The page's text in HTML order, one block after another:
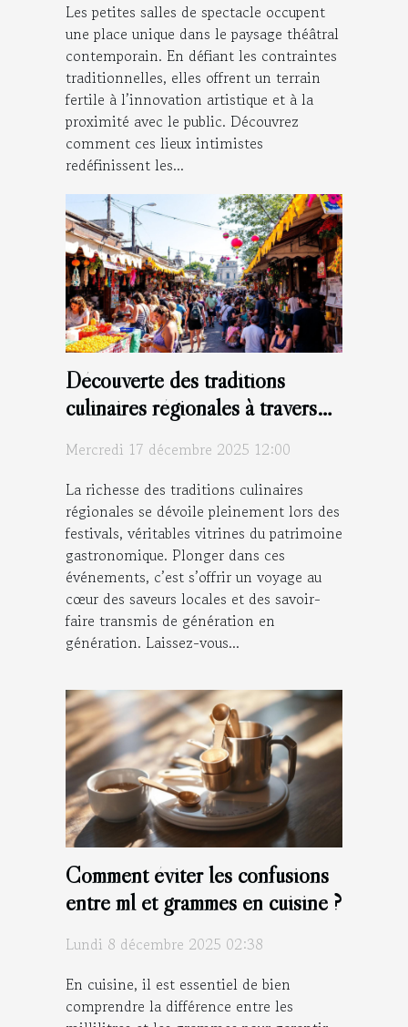
Les petites salles de spectacle occupent
une place unique dans le paysage théâtral
contemporain. En défiant les contraintes
traditionnelles, elles offrent un terrain
fertile à l’innovation artistique et à la
proximité avec le public. Découvrez
comment ces lieux intimistes
redéfinissent les...
Découverte des traditions
culinaires régionales à travers
Mercredi 17 décembre 2025 12:00
La richesse des traditions culinaires
régionales se dévoile pleinement lors des
festivals, véritables vitrines du patrimoine
gastronomique. Plonger dans ces
événements, c’est s’offrir un voyage au
cœur des saveurs locales et des savoir-
faire transmis de génération en
génération. Laissez-vous...
Comment éviter les confusions
entre ml et grammes en cuisine ?
Lundi 8 décembre 2025 02:38
En cuisine, il est essentiel de bien
comprendre la différence entre les